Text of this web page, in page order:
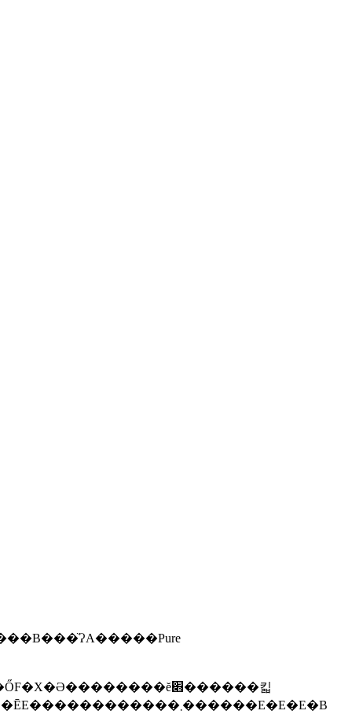
�ł����A��Ɉȉ��̃T�C�g�����ɎQ�l�ɂȂ�܂����BGEM�Ƃ�����֌W�̂Ȃ����m�Ȃ񂩂����t���ĒE������������܂������E�E�E�B